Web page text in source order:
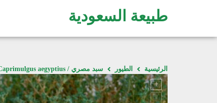
طبيعة السعودية
الرئيسية الطيور سبد مصري / Caprimulgus aegyptius